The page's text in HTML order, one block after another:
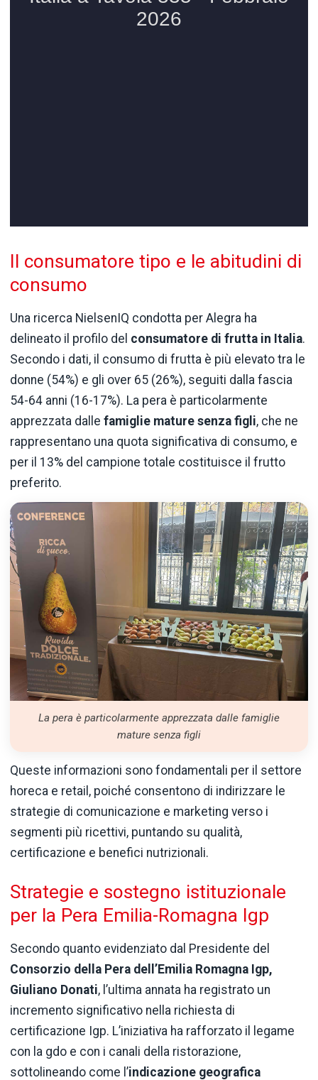
Il consumatore tipo e le abitudini di
consumo
Una ricerca NielsenIQ condotta per Alegra ha
delineato il profilo del consumatore di frutta in Italia.
Secondo i dati, il consumo di frutta è più elevato tra le
donne (54%) e gli over 65 (26%), seguiti dalla fascia
54-64 anni (16-17%). La pera è particolarmente
apprezzata dalle famiglie mature senza figli, che ne
rappresentano una quota significativa di consumo, e
per il 13% del campione totale costituisce il frutto
preferito.
La pera è particolarmente apprezzata dalle famiglie
mature senza figli
Queste informazioni sono fondamentali per il settore
horeca e retail, poiché consentono di indirizzare le
strategie di comunicazione e marketing verso i
segmenti più ricettivi, puntando su qualità,
certificazione e benefici nutrizionali.
Strategie e sostegno istituzionale
per la Pera Emilia-Romagna Igp
Secondo quanto evidenziato dal Presidente del
Consorzio della Pera dell’Emilia Romagna Igp,
Giuliano Donati, l’ultima annata ha registrato un
incremento significativo nella richiesta di
certificazione Igp. L’iniziativa ha rafforzato il legame
con la gdo e con i canali della ristorazione,
sottolineando come l’indicazione geografica